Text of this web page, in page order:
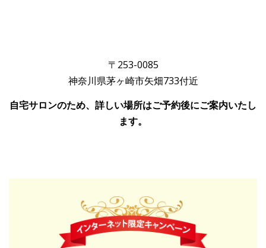
〒253-0085
神奈川県茅ヶ崎市矢畑733付近
自宅サロンのため、詳しい場所はご予約後にご案内いたし
ます。